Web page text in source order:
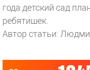
года детский сад
ребятишек.
Автор статьи: